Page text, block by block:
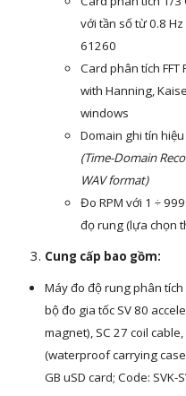
với tần số từ 0.8
61260
Card phân tích
with Hanning,
windows
Domain ghi tín
(Time-Domain
WAV format)
Đo RPM với 1 ÷
đọ rung (lựa chọn
Cung cấp bao gồm:
Máy đo độ rung phân tích
bộ đo gia tốc SV 80
magnet), SC 27 coil
(waterproof carrying
GB uSD card; Code: SVK-